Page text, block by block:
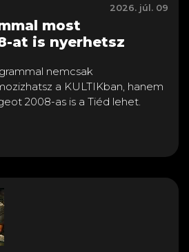
2026. júl. 09
most
at is nyerhetsz
nemcsak
a KULTIKban, hanem
2008-as is a Tiéd lehet.